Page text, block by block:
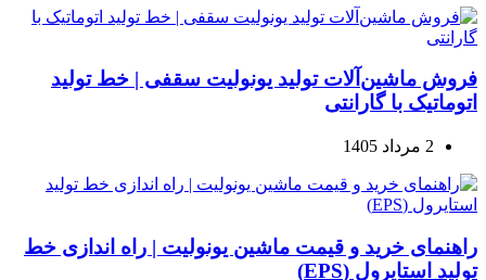
فروش ماشین‌آلات تولید یونولیت سقفی | خط تولید
اتوماتیک با گارانتی
2 مرداد 1405
راهنمای خرید و قیمت ماشین یونولیت | راه اندازی خط
تولید استایرول (EPS)